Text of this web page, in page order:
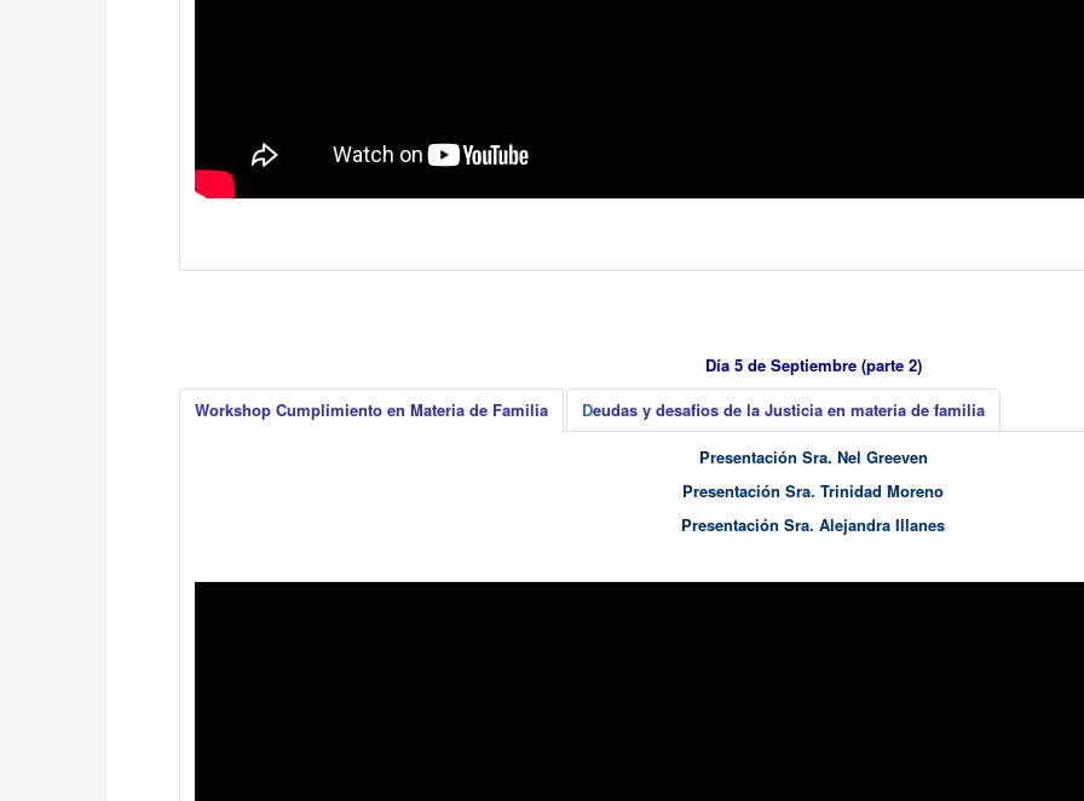
Día 5 de Septiembre (parte 2)
Workshop Cumplimiento en Materia de Familia Deudas y desafios de la Justicia en materia de familia
Presentación Sra. Nel Greeven
Presentación Sra. Trinidad Moreno
Presentación Sra. Alejandra Illanes